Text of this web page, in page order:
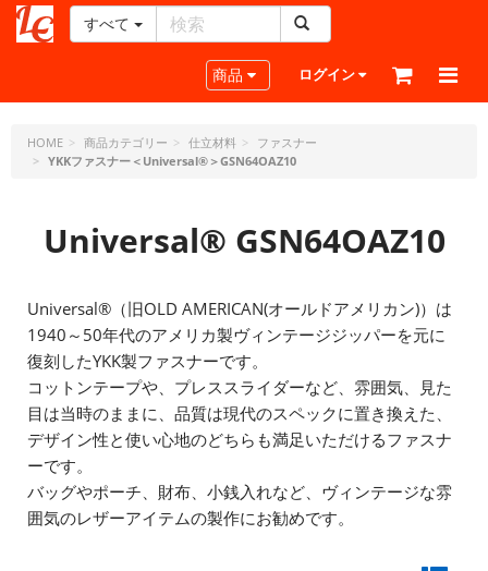
ー
ラ
フ
ト・
ェ
ー
ピ
ー
すべて
Toggle navigation
商品 ログイン
HOME 商品カテゴリー 仕立材料
ファスナー
YKKファスナー＜Universal®＞GSN64OAZ10
Universal® GSN64OAZ10
Universal®（旧OLD AMERICAN(オールドアメリカン)）は
1940～50年代のアメリカ製ヴィンテージジッパーを元に
復刻したYKK製ファスナーです。
コットンテープや、プレススライダーなど、雰囲気、見た
目は当時のままに、品質は現代のスペックに置き換えた、
デザイン性と使い心地のどちらも満足いただけるファスナ
ーです。
バッグやポーチ、財布、小銭入れなど、ヴィンテージな雰
囲気のレザーアイテムの製作にお勧めです。